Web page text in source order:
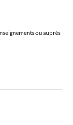
ou auprès